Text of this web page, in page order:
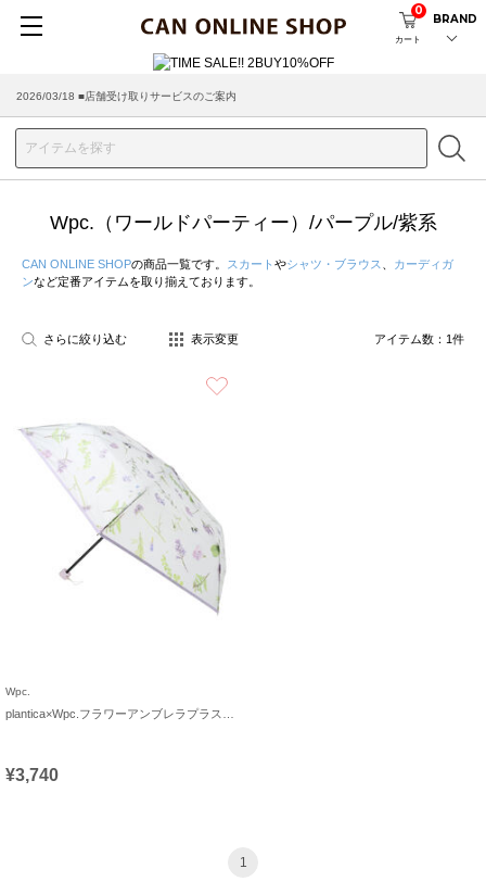
カート
0
BRAND
2026/03/18 ■店舗受け取りサービスのご案内
Wpc.（ワールドパーティー）/パープル/紫系
CAN ONLINE SHOPの商品一覧です。 スカート やシャツ・ブラウス
カーディガ
ンなど定番アイテムを取り揃えております。
さらに絞り込む 表示変更 アイテム数： 1件
Wpc.
¥3,740
1